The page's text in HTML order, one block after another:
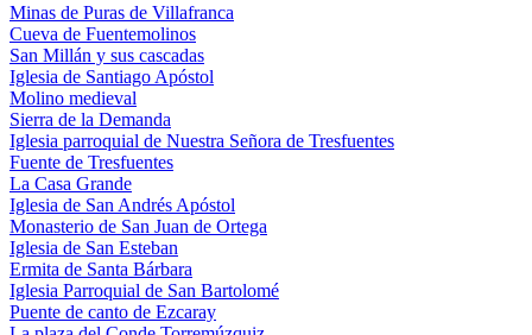
Minas de Puras de Villafranca
Cueva de Fuentemolinos
San Millán y sus cascadas
Iglesia de Santiago Apóstol
Molino medieval
Sierra de la Demanda
Iglesia parroquial de Nuestra Señora de Tresfuentes
Fuente de Tresfuentes
La Casa Grande
Iglesia de San Andrés Apóstol
Monasterio de San Juan de Ortega
Iglesia de San Esteban
Ermita de Santa Bárbara
Iglesia Parroquial de San Bartolomé
Puente de canto de Ezcaray